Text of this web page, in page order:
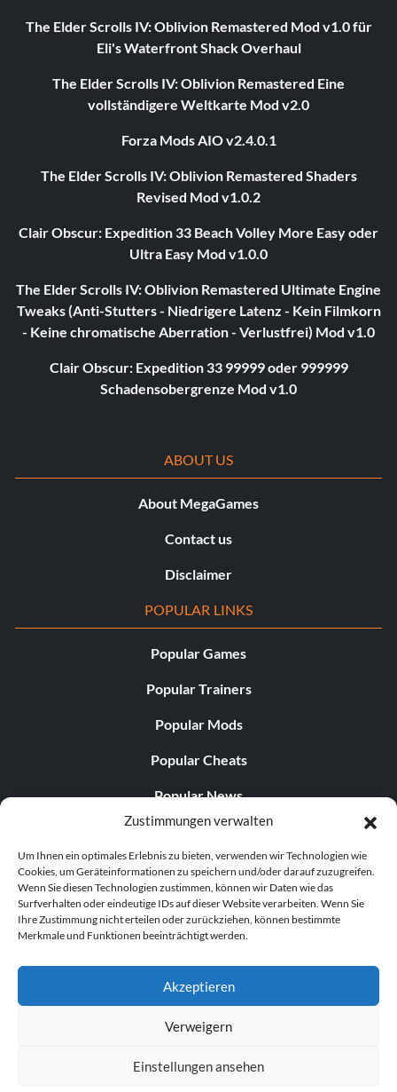
Zustimmungen verwalten
Um Ihnen ein optimales Erlebnis zu bieten, verwenden wir Technologien wie
Cookies, um Geräteinformationen zu speichern und/oder darauf zuzugreifen.
Wenn Sie diesen Technologien zustimmen, können wir Daten wie das
Surfverhalten oder eindeutige IDs auf dieser Website verarbeiten. Wenn Sie
Ihre Zustimmung nicht erteilen oder zurückziehen, können bestimmte
Merkmale und Funktionen beeinträchtigt werden.
Akzeptieren
Verweigern
Einstellungen ansehen
The Elder Scrolls IV: Oblivion Remastered Mod v1.0 für
Eli's Waterfront Shack Overhaul
The Elder Scrolls IV: Oblivion Remastered Eine
vollständigere Weltkarte Mod v2.0
Forza Mods AIO v2.4.0.1
The Elder Scrolls IV: Oblivion Remastered Shaders
Revised Mod v1.0.2
Clair Obscur: Expedition 33 Beach Volley More Easy oder
Ultra Easy Mod v1.0.0
The Elder Scrolls IV: Oblivion Remastered Ultimate Engine
Tweaks (Anti-Stutters - Niedrigere Latenz - Kein Filmkorn
- Keine chromatische Aberration - Verlustfrei) Mod v1.0
Clair Obscur: Expedition 33 99999 oder 999999
Schadensobergrenze Mod v1.0
ABOUT US
About MegaGames
Contact us
Disclaimer
POPULAR LINKS
Popular Games
Popular Trainers
Popular Mods
Popular Cheats
Popular News
Popular Editorials
Popular Free Games
LATEST UPDATES
© 1998–2026 MegaGames.com All rights reserved